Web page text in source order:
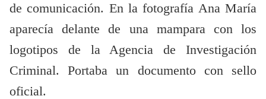
de comunicación. En la fotografía Ana María
aparecía delante de una mampara con los
logotipos de la Agencia de Investigación
Criminal. Portaba un documento con sello
oficial.